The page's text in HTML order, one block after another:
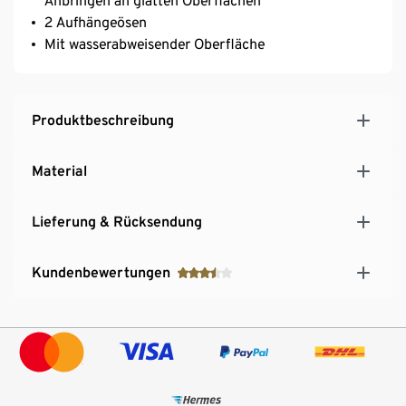
2 Aufhängeösen
Mit wasserabweisender Oberfläche
Produktbeschreibung
Material
Lieferung & Rücksendung
Kundenbewertungen